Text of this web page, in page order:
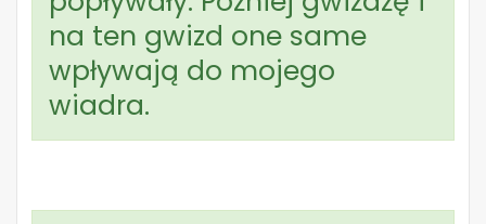
na ten gwizd one same
wpływają do mojego
wiadra.